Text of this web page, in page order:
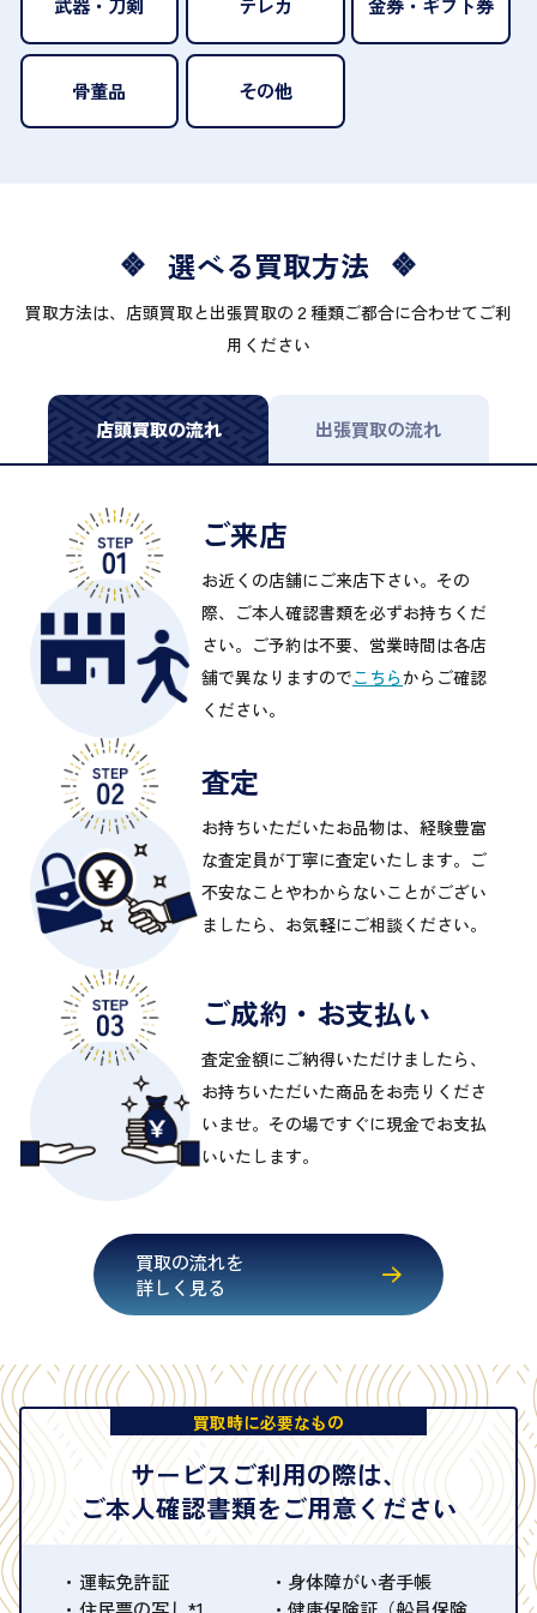
骨董品 その他
選べる買取方法
買取方法は、店頭買取と出張買取の２種類ご都合に合わせてご利
用ください
店頭買取の流れ 出張買取の流れ
ご来店
お近くの店舗にご来店下さい。その
際、ご本人確認書類を必ずお持ちくだ
さい。ご予約は不要、営業時間は各店
舗で異なりますのでこちらからご確認
ください。
査定
お持ちいただいたお品物は、経験豊富
な査定員が丁寧に査定いたします。ご
不安なことやわからないことがござい
ましたら、お気軽にご相談ください。
ご成約・お支払い
査定金額にご納得いただけましたら、
お持ちいただいた商品をお売りくださ
いませ。その場ですぐに現金でお支払
いいたします。
買取の流れを
詳しく見る
買取時に必要なもの
サービスご利用の際は、
ご本人確認書類をご用意ください
運転免許証
身体障がい者手帳